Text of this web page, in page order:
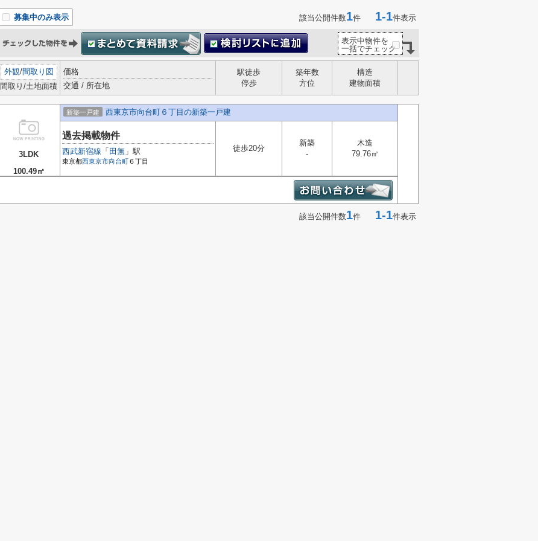
募集中のみ表示 該当公開件数1件 1-1件表示
表示中物件を
一括でチェック
外観/間取り図
間取り/土地面積
価格
交通 / 所在地
駅徒歩
停歩
築年数
方位
構造
建物面積
3LDK
100.49㎡
新築一戸建 西東京市向台町６丁目の新築一戸建
過去掲載物件
西武新宿線 「 田無 」駅
東京都西東京市向台町 ６丁目
徒歩20分
新築
-
木造
79.76㎡
該当公開件数1件 1-1件表示